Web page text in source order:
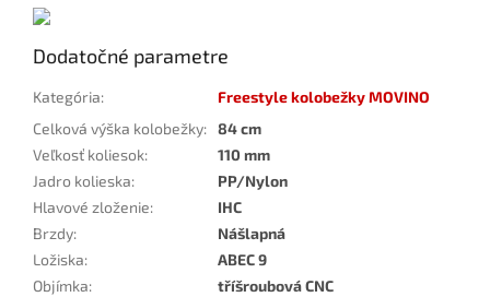
Dodatočné parametre
Kategória:
Freestyle kolobežky MOVINO
Celková výška kolobežky: 84 cm
Veľkosť koliesok:
110 mm
Jadro kolieska:
PP/Nylon
Hlavové zloženie:
IHC
Brzdy:
Nášlapná
Ložiska:
ABEC 9
Objímka:
tříšroubová CNC